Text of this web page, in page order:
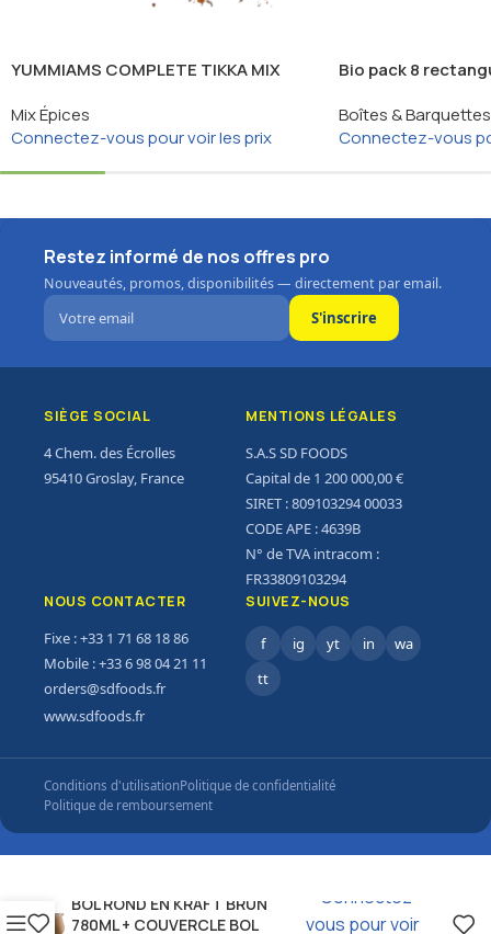
YUMMIAMS COMPLETE TIKKA MIX
Mix Épices
Connectez-vous pour voir les prix
Bio pack 8
Boîtes & Barquettes
Connectez-vous
Restez informé de nos offres pro
Nouveautés, promos, disponibilités — directement par email.
S'inscrire
SIÈGE SOCIAL
4 Chem. des Écrolles
95410 Groslay, France
MENTIONS LÉGALES
S.A.S SD FOODS
Capital de 1 200 000,00 €
SIRET : 809103294 00033
CODE APE : 4639B
N° de TVA intracom :
FR33809103294
NOUS CONTACTER
Fixe : +33 1 71 68 18 86
Mobile : +33 6 98 04 21 11
orders@sdfoods.fr
www.sdfoods.fr
SUIVEZ-NOUS
f ig yt in
wa
tt
Conditions d'utilisationPolitique de confidentialité
Politique de remboursement
BOL ROND EN KRAFT BRUN
780ML + COUVERCLE BOL
Connectez-
vous pour voir